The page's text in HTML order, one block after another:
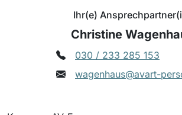
Ihr(e)
Christine
030 / 233 285 153
wagenhaus@avart-